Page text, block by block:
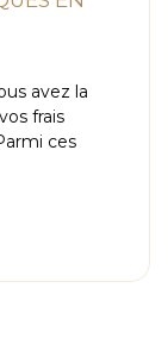
avez la
frais
ces